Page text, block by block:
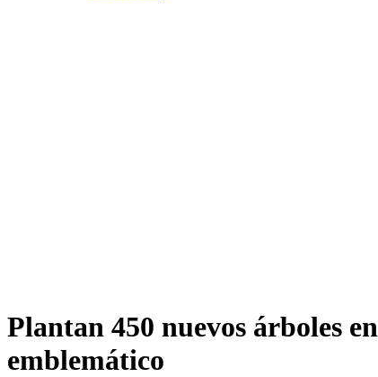
Plantan 450 nuevos árboles
emblemático